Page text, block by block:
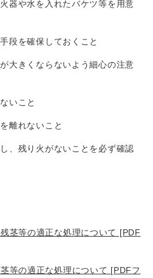
器や水を入れたバケツ等を用意
段を確保しておくこと
大きくならないよう細心の注意
いこと
離れないこと
、残り火がないことを必ず確認
残茎等の適正な処理について [PDF
茎等の適正な処理について [PDFフ